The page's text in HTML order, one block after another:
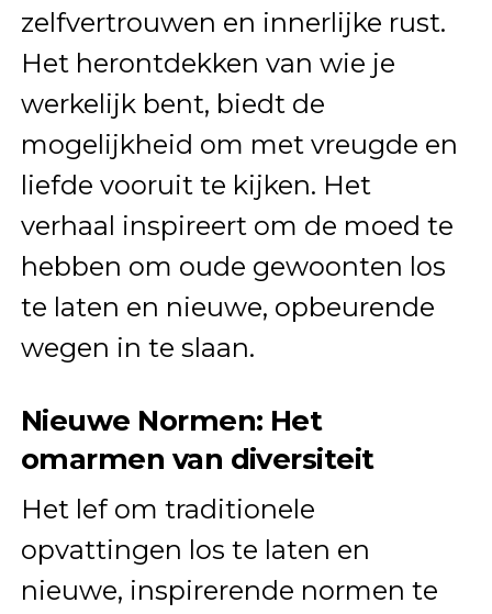
zelfvertrouwen en innerlijke rust.
Het herontdekken van wie je
werkelijk bent, biedt de
mogelijkheid om met vreugde en
liefde vooruit te kijken. Het
verhaal inspireert om de moed te
hebben om oude gewoonten los
te laten en nieuwe, opbeurende
wegen in te slaan.
Nieuwe Normen: Het
omarmen van diversiteit
Het lef om traditionele
opvattingen los te laten en
nieuwe, inspirerende normen te